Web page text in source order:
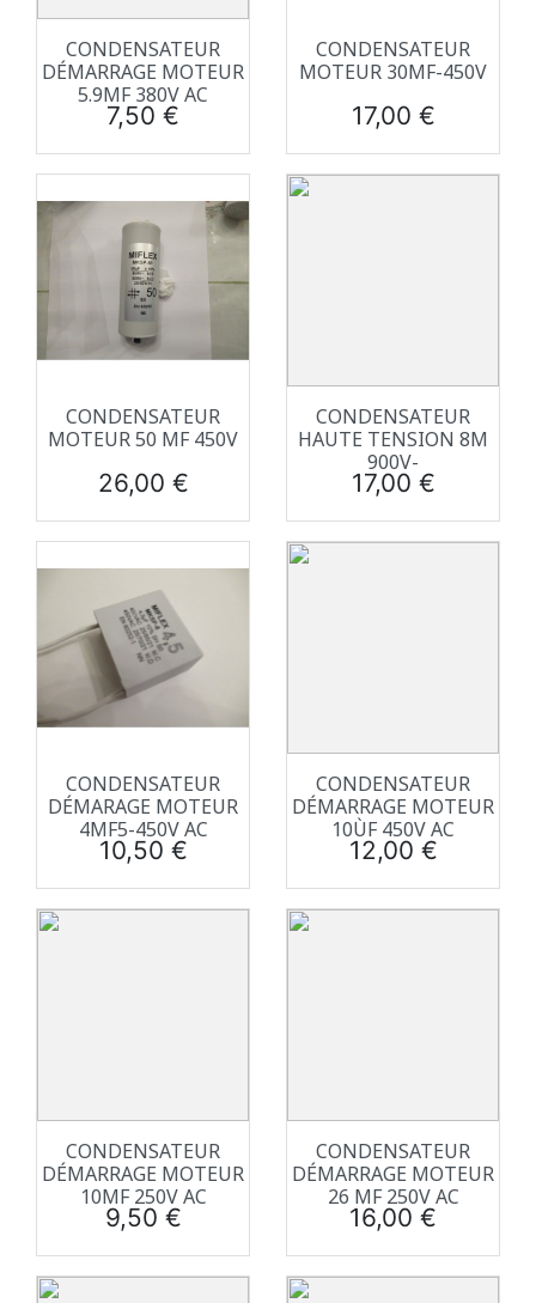
CONDENSATEUR
DÉMARRAGE MOTEUR
5.9ΜF 380V AC
Prix
7,50 €
CONDENSATEUR
MOTEUR 30ΜF-450V
Prix
17,00 €
CONDENSATEUR
MOTEUR 50 ΜF 450V
Prix
26,00 €
CONDENSATEUR
HAUTE TENSION 8Μ
900V-
Prix
17,00 €
CONDENSATEUR
DÉMARAGE MOTEUR
4ΜF5-450V AC
Prix
10,50 €
CONDENSATEUR
DÉMARRAGE MOTEUR
10ÙF 450V AC
Prix
12,00 €
CONDENSATEUR
DÉMARRAGE MOTEUR
10ΜF 250V AC
Prix
9,50 €
CONDENSATEUR
DÉMARRAGE MOTEUR
26 ΜF 250V AC
Prix
16,00 €